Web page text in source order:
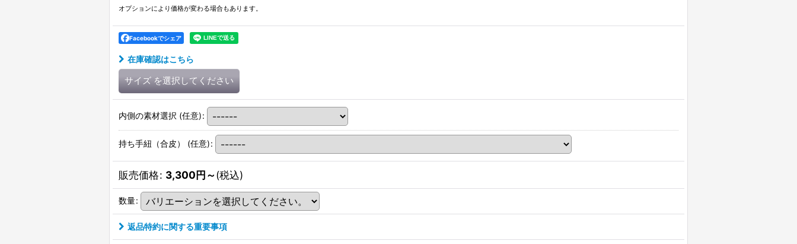
オプションにより価格が変わる場合もあります。
Facebookでシェア
在庫確認はこちら
サイズ を選択してください
内側の素材選択 (任意):
持ち手紐（合皮） (任意):
販売価格: 3,300円～(税込)
数量:
返品特約に関する重要事項